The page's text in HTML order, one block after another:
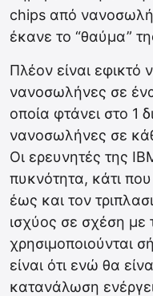
chips από
έκανε το “θαύμα”
Πλέον είναι εφικτό
νανοσωλήνες σε
οποία φτάνει στο 1
νανοσωλήνες σε
Οι ερευνητές της
πυκνότητα, κάτι
έως και τον
ισχύος σε σχέση με
χρησιμοποιούνται
είναι ότι ενώ θα
κατανάλωση